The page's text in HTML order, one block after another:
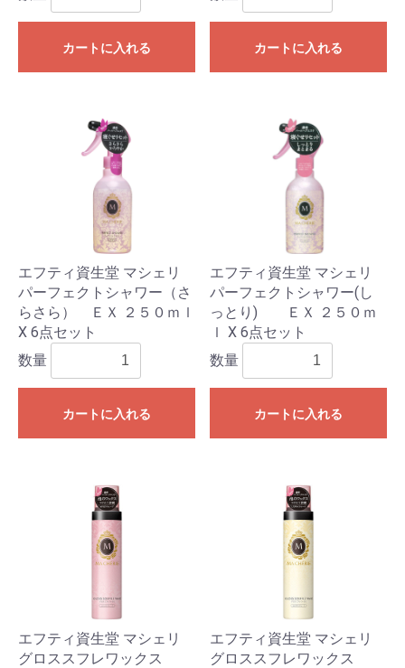
カートに入れる カートに入れる
エフティ資生堂 マシェリ
パーフェクトシャワー（さ
らさら） ＥＸ ２５０ｍｌ
X 6点セット
数量
カートに入れる
エフティ資生堂 マシェリ
パーフェクトシャワー(し
っとり) ＥＸ ２５０ｍ
ｌ X 6点セット
数量
カートに入れる
エフティ資生堂 マシェリ
グロススフレワックス
エフティ資生堂 マシェリ
グロススフレワックス